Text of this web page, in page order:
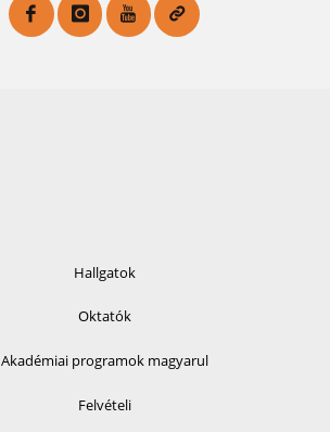
Hallgatok
Oktatók
Akadémiai programok magyarul
Felvételi